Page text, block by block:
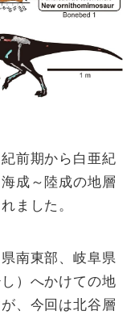
前期から白亜紀
成～陸成の地層
ました。
南東部、岐阜県
）へかけての地
、今回は北谷層